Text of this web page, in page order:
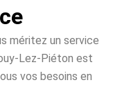
méritez un service
Lez-Piéton est
vos besoins en